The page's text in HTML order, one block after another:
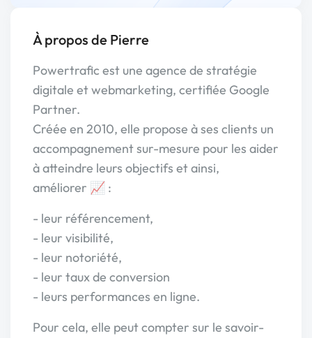
À propos de Pierre
Powertrafic est une agence de stratégie
digitale et webmarketing, certifiée Google
Partner.
Créée en 2010, elle propose à ses clients un
accompagnement sur-mesure pour les aider
à atteindre leurs objectifs et ainsi,
améliorer 📈 :
- leur référencement,
- leur visibilité,
- leur notoriété,
- leur taux de conversion
- leurs performances en ligne.
Pour cela, elle peut compter sur le savoir-